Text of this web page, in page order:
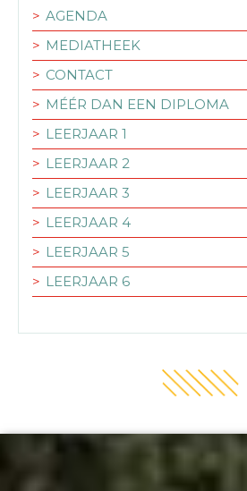
AGENDA
MEDIATHEEK
CONTACT
MÉÉR DAN EEN DIPLOMA
LEERJAAR 1
LEERJAAR 2
LEERJAAR 3
LEERJAAR 4
LEERJAAR 5
LEERJAAR 6